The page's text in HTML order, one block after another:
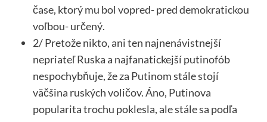
čase, ktorý mu bol vopred- pred demokratickou
voľbou- určený.
2/ Pretože nikto, ani ten najnenávistnejší
nepriateľ Ruska a najfanatickejší putinofób
nespochybňuje, že za Putinom stále stojí
väčšina ruských voličov. Áno, Putinova
popularita trochu poklesla, ale stále sa podľa